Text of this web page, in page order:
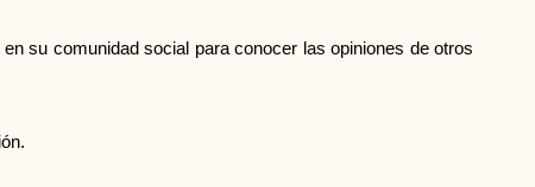
su comunidad social para conocer las opiniones de otros